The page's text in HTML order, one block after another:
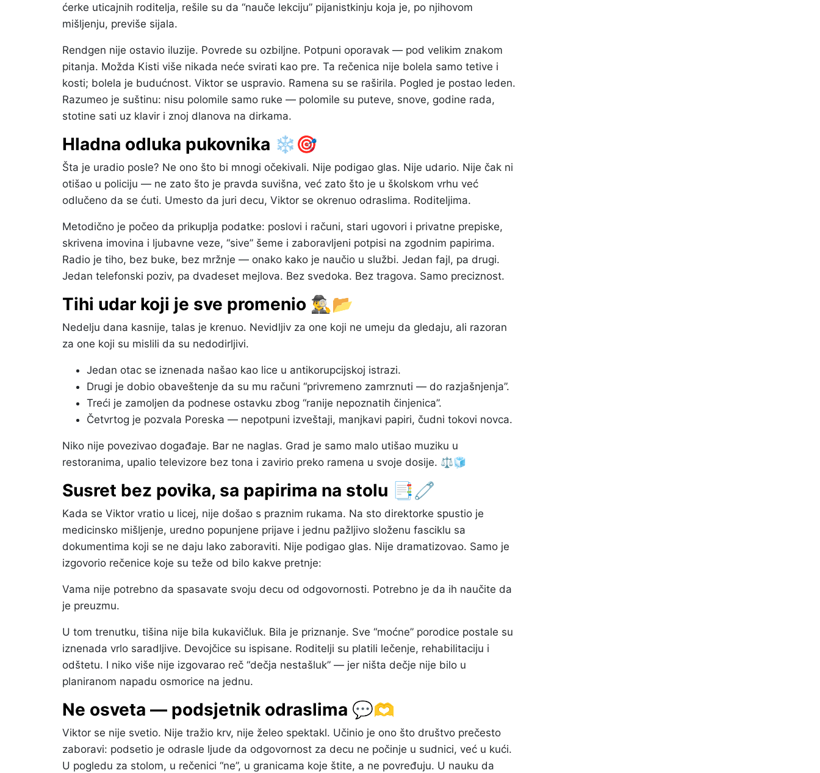
ćerke uticajnih roditelja, rešile su da “nauče lekciju” pijanistkinju koja je, po njihovom
mišljenju, previše sijala.
Rendgen nije ostavio iluzije. Povrede su ozbiljne. Potpuni oporavak — pod velikim znakom
pitanja. Možda Kisti više nikada neće svirati kao pre. Ta rečenica nije bolela samo tetive i
kosti; bolela je budućnost. Viktor se uspravio. Ramena su se raširila. Pogled je postao leden.
Razumeo je suštinu: nisu polomile samo ruke — polomile su puteve, snove, godine rada,
stotine sati uz klavir i znoj dlanova na dirkama.
Hladna odluka pukovnika ❄️🎯
Šta je uradio posle? Ne ono što bi mnogi očekivali. Nije podigao glas. Nije udario. Nije čak ni
otišao u policiju — ne zato što je pravda suvišna, već zato što je u školskom vrhu već
odlučeno da se ćuti. Umesto da juri decu, Viktor se okrenuo odraslima. Roditeljima.
Metodično je počeo da prikuplja podatke: poslovi i računi, stari ugovori i privatne prepiske,
skrivena imovina i ljubavne veze, “sive” šeme i zaboravljeni potpisi na zgodnim papirima.
Radio je tiho, bez buke, bez mržnje — onako kako je naučio u službi. Jedan fajl, pa drugi.
Jedan telefonski poziv, pa dvadeset mejlova. Bez svedoka. Bez tragova. Samo preciznost.
Tihi udar koji je sve promenio 🕵️‍♂️📂
Nedelju dana kasnije, talas je krenuo. Nevidljiv za one koji ne umeju da gledaju, ali razoran
za one koji su mislili da su nedodirljivi.
Jedan otac se iznenada našao kao lice u antikorupcijskoj istrazi.
Drugi je dobio obaveštenje da su mu računi “privremeno zamrznuti — do razjašnjenja”.
Treći je zamoljen da podnese ostavku zbog “ranije nepoznatih činjenica”.
Četvrtog je pozvala Poreska — nepotpuni izveštaji, manjkavi papiri, čudni tokovi novca.
Niko nije povezivao događaje. Bar ne naglas. Grad je samo malo utišao muziku u
restoranima, upalio televizore bez tona i zavirio preko ramena u svoje dosije. ⚖️🧊
Susret bez povika, sa papirima na stolu 📑🧷
Kada se Viktor vratio u licej, nije došao s praznim rukama. Na sto direktorke spustio je
medicinsko mišljenje, uredno popunjene prijave i jednu pažljivo složenu fasciklu sa
dokumentima koji se ne daju lako zaboraviti. Nije podigao glas. Nije dramatizovao. Samo je
izgovorio rečenice koje su teže od bilo kakve pretnje:
Vama nije potrebno da spasavate svoju decu od odgovornosti. Potrebno je da ih naučite da
je preuzmu.
U tom trenutku, tišina nije bila kukavičluk. Bila je priznanje. Sve “moćne” porodice postale su
iznenada vrlo saradljive. Devojčice su ispisane. Roditelji su platili lečenje, rehabilitaciju i
odštetu. I niko više nije izgovarao reč “dečja nestašluk” — jer ništa dečje nije bilo u
planiranom napadu osmorice na jednu.
Ne osveta — podsjetnik odraslima 💬🫶
Viktor se nije svetio. Nije tražio krv, nije želeo spektakl. Učinio je ono što društvo prečesto
zaboravi: podsetio je odrasle ljude da odgovornost za decu ne počinje u sudnici, već u kući.
U pogledu za stolom, u rečenici “ne”, u granicama koje štite, a ne povređuju. U nauku da